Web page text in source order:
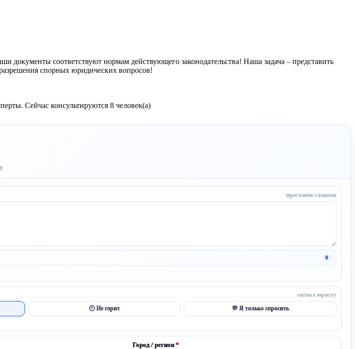
документы соответствуют нормам действующего законодательства! Наша задача – представить
спорных юридических вопросов!
Сейчас консультируются 8 человек(а)
простыми словами
0
сигнал юристу
🕘 Не горит 💬 Я только спросить
Город / регион*